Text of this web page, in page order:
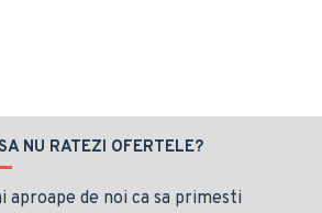
NU RATEZI OFERTELE?
aproape de noi ca sa primesti